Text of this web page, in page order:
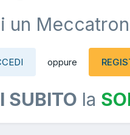
un
oppure
SUBITO la